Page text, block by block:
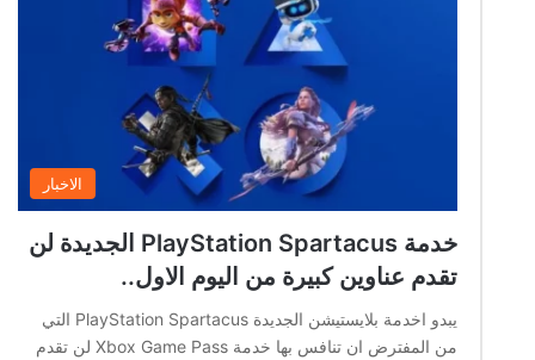
الاخبار
خدمة PlayStation Spartacus الجديدة لن
تقدم عناوين كبيرة من اليوم الاول..
يبدو اخدمة بلايستيشن الجديدة PlayStation Spartacus التي
من المفترض ان تنافس بها خدمة Xbox Game Pass لن تقدم